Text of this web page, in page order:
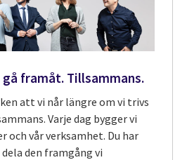
framåt. Tillsammans.
att vi når längre om vi trivs
Varje dag bygger vi
och vår verksamhet. Du har
den framgång vi